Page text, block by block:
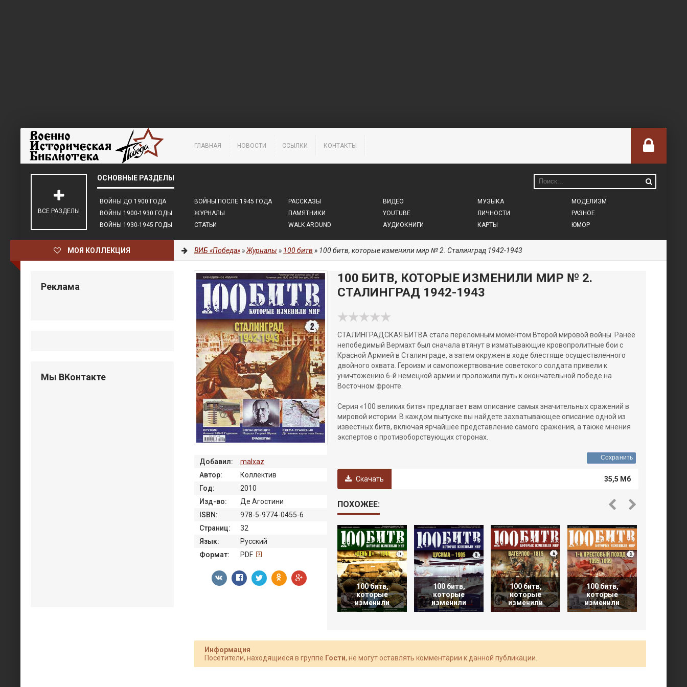
ГЛАВНАЯ НОВОСТИ ССЫЛКИ КОНТАКТЫ
ВОЙНЫ ДО 1900 ГОДА
ВОЙНЫ 1900-1930 ГОДЫ
ВОЙНЫ 1930-1945 ГОДЫ
ВОЙНЫ ПОСЛЕ 1945 ГОДА
ЖУРНАЛЫ
СТАТЬИ
РАССКАЗЫ
ПАМЯТНИКИ
WALK AROUND
ВИДЕО
YOUTUBE
АУДИОКНИГИ
МУЗЫКА
ЛИЧНОСТИ
КАРТЫ
МОДЕЛИЗМ
РАЗНОЕ
ЮМОР
ВСЕ РАЗДЕЛЫ
МОЯ КОЛЛЕКЦИЯ ВИБ «Победа»»Журналы » 100 битв » 100 битв, которые изменили мир № 2. Сталинград 1942-1943
100 БИТВ, КОТОРЫЕ ИЗМЕНИЛИ МИР № 2.
СТАЛИНГРАД 1942-1943
СТАЛИНГРАДСКАЯ БИТВА стала переломным моментом Второй мировой войны. Ранее
непобедимый Вермахт был сначала втянут в изматывающие кровопролитные бои с
Красной Армией в Сталинграде, а затем окружен в ходе блестяще осуществленного
двойного охвата. Героизм и самопожертвование советского солдата привели к
уничтожению 6-й немецкой армии и проложили путь к окончательной победе на
Восточном фронте.
Серия «100 великих битв» предлагает вам описание самых значительных сражений в
мировой истории. В каждом выпуске вы найдете захватывающее описание одной из
известных битв, включая ярчайшее представление самого сражения, а также мнения
экспертов о противоборствующих сторонах.
Сохранить
Скачать 35,5 Мб
Добавил:
malxaz
Автор:
Коллектив
Год:
2010
Изд-во:
Де Агостини
ISBN:
978-5-9774-0455-6
Страниц:
32
Язык:
Русский
Формат:
PDF
ПОХОЖЕЕ:
100 битв,
которые
изменили
100 битв,
которые
изменили
100 битв,
которые
изменили
100 битв,
которые
изменили
Информация
Посетители, находящиеся в группе Гости, не могут оставлять комментарии к данной публикации.
Реклама
Мы ВКонтакте